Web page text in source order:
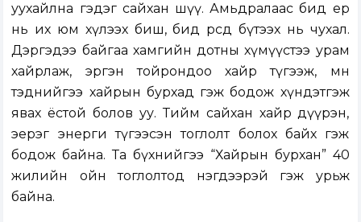
уухайлна гэдэг сайхан шүү. Амьдралаас бид ер
нь их юм хүлээх биш, бид өөрсдөө бүтээх нь чухал.
Дэргэдээ байгаа хамгийн дотны хүмүүстээ урам
хайрлаж, эргэн тойрондоо хайр түгээж, мөн
тэднийгээ хайрын бурхад гэж бодож хүндэтгэж
явах ёстой болов уу. Тийм сайхан хайр дүүрэн,
эерэг энерги түгээсэн тоглолт болох байх гэж
бодож байна. Та бүхнийгээ “Хайрын бурхан” 40
жилийн ойн тоглолтод нэгдээрэй гэж урьж
байна.